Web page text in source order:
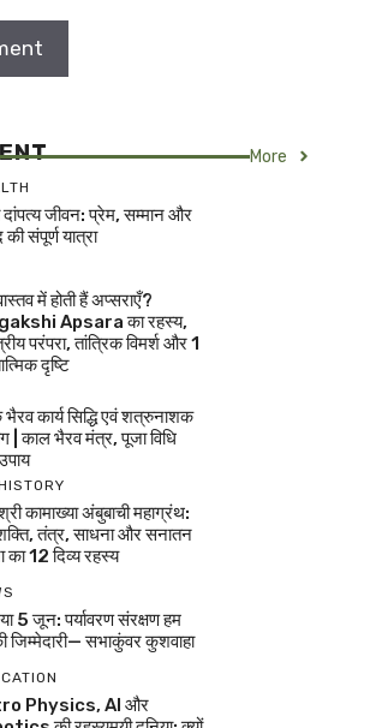
More
जीवन: प्रेम, सम्मान और
की संपूर्ण यात्रा
में होती हैं अप्सराएँ?
Apsara का रहस्य,
परंपरा, तांत्रिक विमर्श और 1
दृष्टि
कार्य सिद्धि एवं शत्रुनाशक
| काल भैरव मंत्र, पूजा विधि
कामाख्या अंबुबाची महाग्रंथ:
तंत्र, साधना और सनातन
का 12 दिव्य रहस्य
5 जून: पर्यावरण संरक्षण हम
जिम्मेदारी— सभाकुंवर कुशवाहा
Physics, AI और